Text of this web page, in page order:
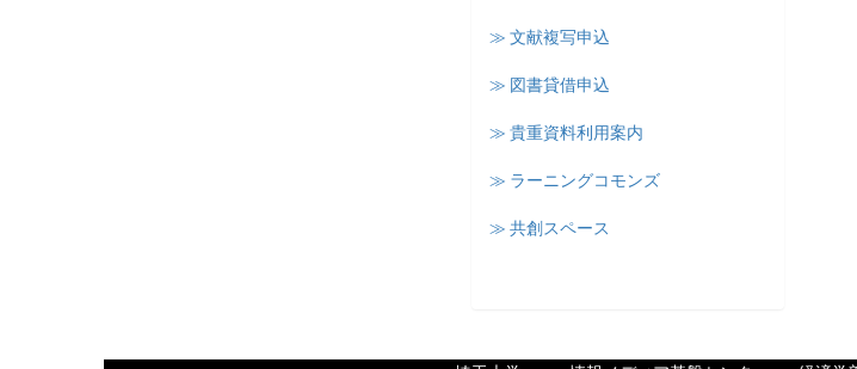
≫ 文献複写申込
≫ 図書貸借申込
≫ 貴重資料利用案内
≫ ラーニングコモンズ
≫ 共創スペース